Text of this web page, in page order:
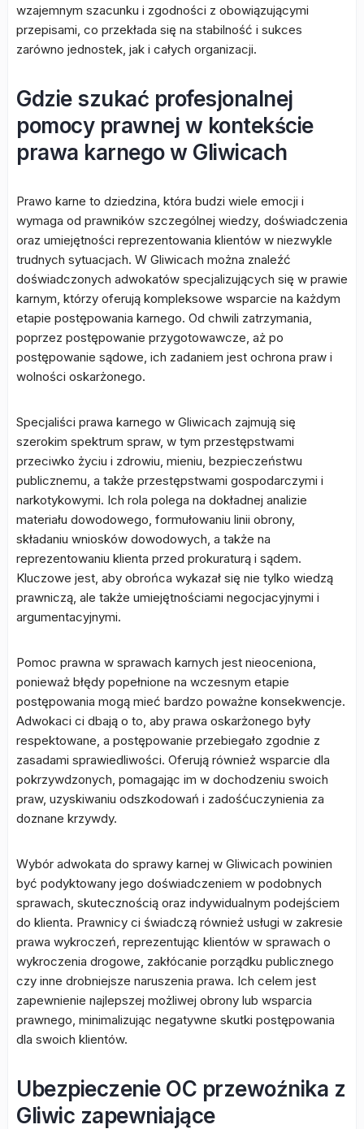
wzajemnym szacunku i zgodności z obowiązującymi
przepisami, co przekłada się na stabilność i sukces
zarówno jednostek, jak i całych organizacji.
Gdzie szukać profesjonalnej
pomocy prawnej w kontekście
prawa karnego w Gliwicach
Prawo karne to dziedzina, która budzi wiele emocji i
wymaga od prawników szczególnej wiedzy, doświadczenia
oraz umiejętności reprezentowania klientów w niezwykle
trudnych sytuacjach. W Gliwicach można znaleźć
doświadczonych adwokatów specjalizujących się w prawie
karnym, którzy oferują kompleksowe wsparcie na każdym
etapie postępowania karnego. Od chwili zatrzymania,
poprzez postępowanie przygotowawcze, aż po
postępowanie sądowe, ich zadaniem jest ochrona praw i
wolności oskarżonego.
Specjaliści prawa karnego w Gliwicach zajmują się
szerokim spektrum spraw, w tym przestępstwami
przeciwko życiu i zdrowiu, mieniu, bezpieczeństwu
publicznemu, a także przestępstwami gospodarczymi i
narkotykowymi. Ich rola polega na dokładnej analizie
materiału dowodowego, formułowaniu linii obrony,
składaniu wniosków dowodowych, a także na
reprezentowaniu klienta przed prokuraturą i sądem.
Kluczowe jest, aby obrońca wykazał się nie tylko wiedzą
prawniczą, ale także umiejętnościami negocjacyjnymi i
argumentacyjnymi.
Pomoc prawna w sprawach karnych jest nieoceniona,
ponieważ błędy popełnione na wczesnym etapie
postępowania mogą mieć bardzo poważne konsekwencje.
Adwokaci ci dbają o to, aby prawa oskarżonego były
respektowane, a postępowanie przebiegało zgodnie z
zasadami sprawiedliwości. Oferują również wsparcie dla
pokrzywdzonych, pomagając im w dochodzeniu swoich
praw, uzyskiwaniu odszkodowań i zadośćuczynienia za
doznane krzywdy.
Wybór adwokata do sprawy karnej w Gliwicach powinien
być podyktowany jego doświadczeniem w podobnych
sprawach, skutecznością oraz indywidualnym podejściem
do klienta. Prawnicy ci świadczą również usługi w zakresie
prawa wykroczeń, reprezentując klientów w sprawach o
wykroczenia drogowe, zakłócanie porządku publicznego
czy inne drobniejsze naruszenia prawa. Ich celem jest
zapewnienie najlepszej możliwej obrony lub wsparcia
prawnego, minimalizując negatywne skutki postępowania
dla swoich klientów.
Ubezpieczenie OC przewoźnika z
Gliwic zapewniające